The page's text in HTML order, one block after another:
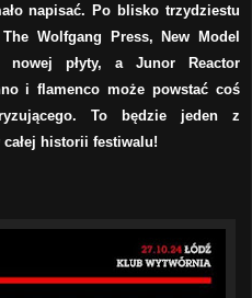
napisać. Po blisko trzydziestu
Wolfgang Press, New Model
nowej płyty, a Junor Reactor
i flamenco może powstać coś
To będzie jeden z
historii festiwalu!